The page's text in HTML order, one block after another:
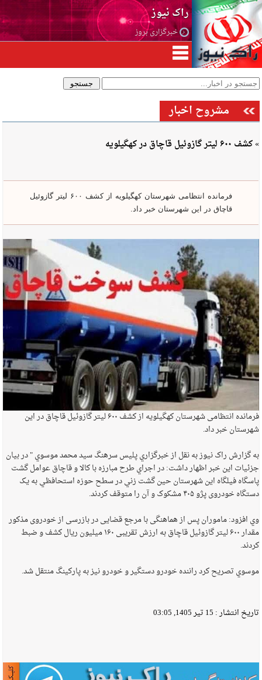
راک نیوز
خبرگزاری بروز
مشروح اخبار
» کشف ۶۰۰ لیتر گازوئیل قاچاق در کهگیلویه
فرمانده انتظامی شهرستان کهگیلویه از کشف ۶۰۰ لیتر گازوئیل
قاچاق در این شهرستان خبر داد.
فرمانده انتظامی شهرستان کهگیلویه از کشف ۶۰۰ لیتر گازوئیل قاچاق در این
شهرستان خبر داد.
به گزارش راک نیوز به نقل از خبرگزاري پليس سرهنگ سید محمد موسوي " در بیان
جزئیات این خبر اظهار داشت: در اجراي طرح مبارزه با کالا و قاچاق عوامل گشت
پاسگاه فیلگاه این شهرستان حین گشت زني در سطح حوزه استحافظي به یک
دستگاه خودروی پژو ۴۰۵ مشکوک و آن را متوقف کردند.
وي افزود: ماموران پس از هماهنگی با مرجع قضایی در بازرسی از خودروی مذکور
مقدار ۶۰۰ لیتر گازوئیل قاچاق به ارزش تقریبی ۱۶۰ میلیون ریال کشف و ضبط
کردند.
موسوي تصريح كرد راننده خودرو دستگیر و خودرو نیز به پارکینگ منتقل شد.
تاریخ انتشار : 15 تیر 1405, 03:05